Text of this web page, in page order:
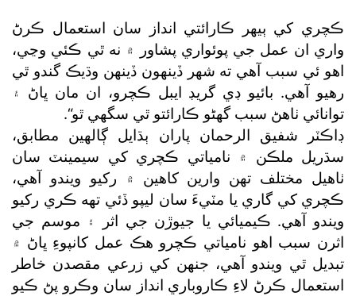
ڪچري کي ٻيهر ڪارائتي انداز سان استعمال ڪرڻ
واري ان عمل جي پوئواري پشاور ۾ نه ٿي ڪئي وڃي،
اهو ئي سبب آهي ته شهر ڏينهون ڏينهن وڌيڪ گندو ٿي
رهيو آهي. بائيو ڊي گريڊ ايبل ڪچرو، ان مان ڀاڻ ۽
توانائي ٺاهڻ سبب گھڻو ڪارائتو ٿي سگھي ٿو“.
ڊاڪٽر شفيق الرحمان پاران ٻڌايل ڳالهين مطابق،
سڌريل ملڪن ۾ نامياتي ڪچري کي سيمينٽ سان
ٺاهيل مختلف تهن وارين کاهين ۾ رکيو ويندو آهي،
ڪچري کي گاري يا مٽيءَ سان ليپو ڏئي تهه ڪري رکيو
ويندو آهي. ڪيميائي يا جيوڙن جي اثر ۽ موسم جي
اثرن سبب اهو نامياتي ڪچرو هڪ عمل کانپوءِ ڀاڻ ۾
تبديل ٿي ويندو آهي، جنهن کي زرعي مقصدن خاطر
استعمال ڪرڻ لاءِ ڪاروباري انداز سان وڪرو پڻ ڪيو